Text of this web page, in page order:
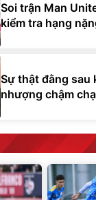
Soi trận Man
kiểm tra hạng
Sự thật đằng sau
nhượng chậm